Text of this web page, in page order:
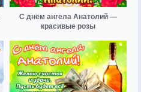
С днём ангела Анатолий —
красивые розы